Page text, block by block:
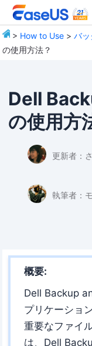
> How to Use >バ
の使用方法？
Dell
の使用方
更新者：
執筆者：
概要:
Dell Backup
プリケーショ
重要なファイ
は、Dell